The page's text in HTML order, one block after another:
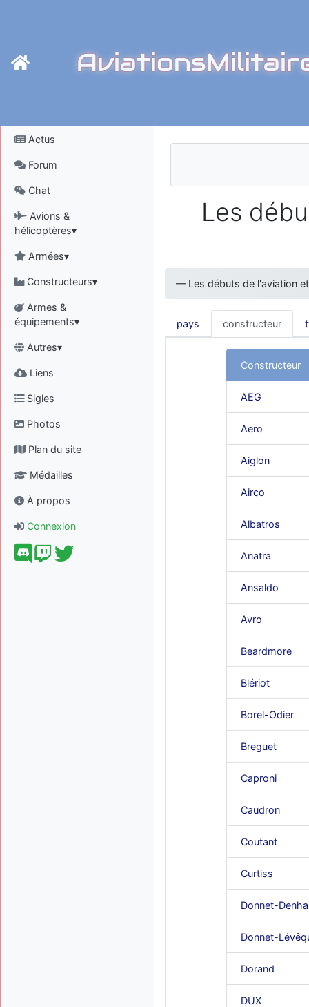
Actus
Forum
Chat
Avions &
hélicoptères▾
Armées▾
Constructeurs▾
Armes &
équipements▾
Autres▾
Liens
Sigles
Photos
Plan du site
Médailles
À propos
Connexion
Les
— Les débuts de l'aviation
pays constructeur
Constructeur
AEG
Aero
Aiglon
Airco
Albatros
Anatra
Ansaldo
Avro
Beardmore
Blériot
Borel-Odier
Breguet
Caproni
Caudron
Coutant
Curtiss
Donnet-
Donnet-
Dorand
DUX